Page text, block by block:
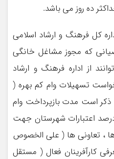
ده روز می باشد.
کل فرهنگ و ارشاد اسلامی
که مجوز مشاغل خانگی
از اداره فرهنگ و ارشاد
تسهیلات وام کم بهره (
ذکر است مدت بازپرداخت وام
ساله می باشد که 75 درصد اعتبارات شهرستان جهت
، تعاونی ها ( علی الخصوص
معرفی کارآفرینان فعال ( مستقل